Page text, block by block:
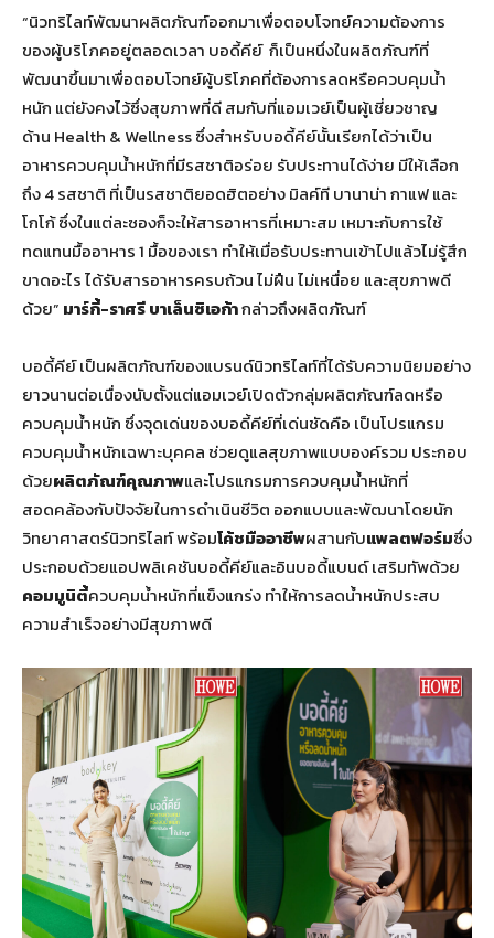
“นิวทริไลท์พัฒนาผลิตภัณฑ์ออกมาเพื่อตอบโจทย์ความต้องการ
ของผู้บริโภคอยู่ตลอดเวลา บอดี้คีย์ ก็เป็นหนึ่งในผลิตภัณฑ์ที่
พัฒนาขึ้นมาเพื่อตอบโจทย์ผู้บริโภคที่ต้องการลดหรือควบคุมน้ำ
หนัก แต่ยังคงไว้ซึ่งสุขภาพที่ดี สมกับที่แอมเวย์เป็นผู้เชี่ยวชาญ
ด้าน Health & Wellness ซึ่งสำหรับบอดี้คีย์นั้นเรียกได้ว่าเป็น
อาหารควบคุมน้ำหนักที่มีรสชาติอร่อย รับประทานได้ง่าย มีให้เลือก
ถึง 4 รสชาติ ที่เป็นรสชาติยอดฮิตอย่าง มิลค์ที บานาน่า กาแฟ และ
โกโก้ ซึ่งในแต่ละซองก็จะให้สารอาหารที่เหมาะสม เหมาะกับการใช้
ทดแทนมื้ออาหาร 1 มื้อของเรา ทำให้เมื่อรับประทานเข้าไปแล้วไม่รู้สึก
ขาดอะไร ได้รับสารอาหารครบถ้วน ไม่ฝืน ไม่เหนื่อย และสุขภาพดี
ด้วย” มาร์กี้-ราศรี บาเล็นซิเอก้ากล่าวถึงผลิตภัณฑ์
บอดี้คีย์ เป็นผลิตภัณฑ์ของแบรนด์นิวทริไลท์ที่ได้รับความนิยมอย่าง
ยาวนานต่อเนื่องนับตั้งแต่แอมเวย์เปิดตัวกลุ่มผลิตภัณฑ์ลดหรือ
ควบคุมน้ำหนัก ซึ่งจุดเด่นของบอดี้คีย์ที่เด่นชัดคือ เป็นโปรแกรม
ควบคุมน้ำหนักเฉพาะบุคคล ช่วยดูแลสุขภาพแบบองค์รวม ประกอบ
ด้วยผลิตภัณฑ์คุณภาพและโปรแกรมการควบคุมน้ำหนักที่
สอดคล้องกับปัจจัยในการดำเนินชีวิต ออกแบบและพัฒนาโดยนัก
วิทยาศาสตร์นิวทริไลท์ พร้อมโค้ชมืออาชีพผสานกับแพลตฟอร์มซึ่ง
ประกอบด้วยแอปพลิเคชันบอดี้คีย์และอินบอดี้แบนด์ เสริมทัพด้วย
คอมมูนิตี้ควบคุมน้ำหนักที่แข็งแกร่ง ทำให้การลดน้ำหนักประสบ
ความสำเร็จอย่างมีสุขภาพดี